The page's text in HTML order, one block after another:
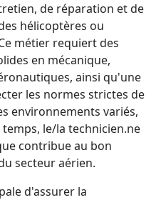
de réparation et de
hélicoptères ou
métier requiert des
en mécanique,
ainsi qu'une
les normes strictes de
environnements variés,
le/la technicien.ne
contribue au bon
secteur aérien.
d'assurer la